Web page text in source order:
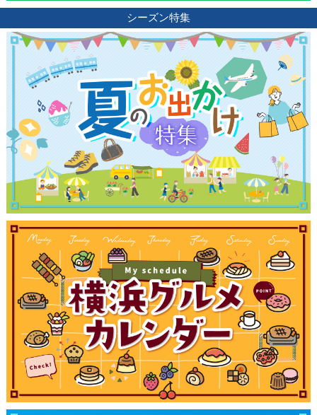
シーズン特集
観光ガイド
ランキング